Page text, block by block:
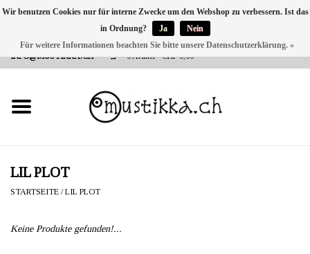
VERSANDKOSTEN 0 CHF INNERHALB CH | INT. VERSAND ÜBER
INFO@MUSTIKKA.CH
0 Artikel - CHF 0,00
NEU BEI UNS
SHOP - A PIECE OF
FINLAND FOR YOU
LIL PLOT
STARTSEITE /LIL PLOT
Keine Produkte gefunden!...
Wir benutzen Cookies nur für interne Zwecke um den Webshop zu verbessern. Ist das
in Ordnung?
Ja
Nein
Für weitere Informationen beachten Sie bitte unsere Datenschutzerklärung. »